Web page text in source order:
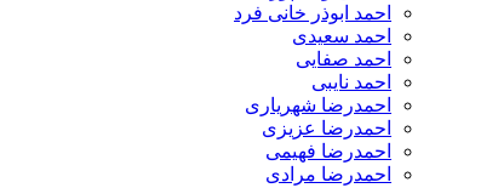
احمد ابوذر خانی فرد
احمد سعیدی
احمد صفایی
احمد نایبی
احمدرضا شهریاری
احمدرضا عزیزی
احمدرضا فهیمی
احمدرضا مرادی